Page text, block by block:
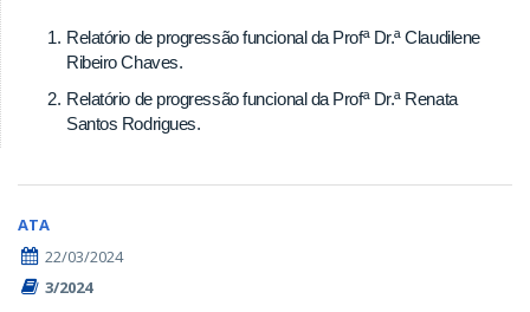
Relatório de progressão funcional da Profª Dr.ª Claudilene
Ribeiro Chaves.
Relatório de progressão funcional da Profª Dr.ª Renata
Santos Rodrigues.
ATA
22/03/2024
3/2024